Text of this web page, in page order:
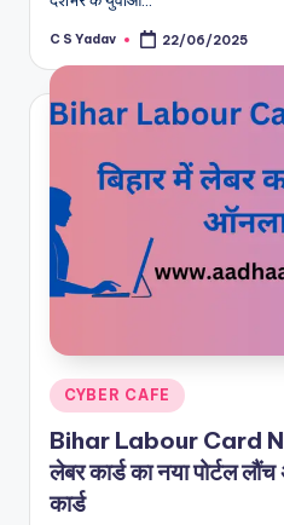
Posted
C S Yadav 22/06/2025
Posted
in
CYBER CAFE
Bihar Labour Card
लेबर कार्ड का नया पोर्टल
कार्ड